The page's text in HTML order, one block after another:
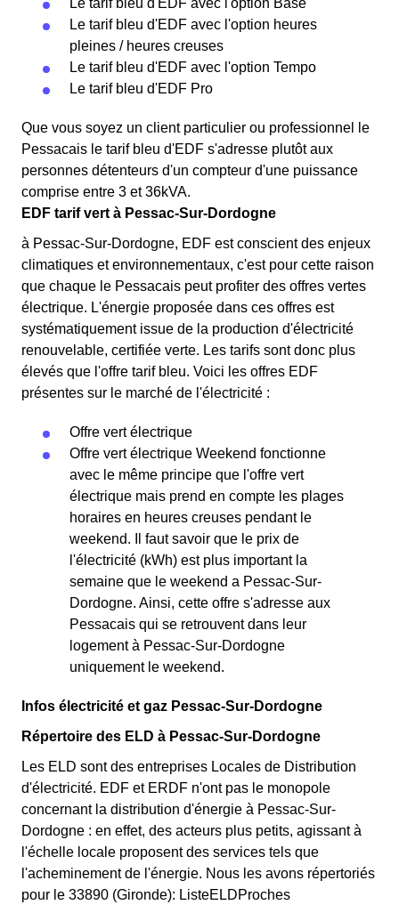
Le tarif bleu d'EDF avec l'option Base
Le tarif bleu d'EDF avec l'option heures
pleines / heures creuses
Le tarif bleu d'EDF avec l'option Tempo
Le tarif bleu d'EDF Pro
Que vous soyez un client particulier ou professionnel le
Pessacais le tarif bleu d'EDF s'adresse plutôt aux
personnes détenteurs d'un compteur d'une puissance
comprise entre 3 et 36kVA.
EDF tarif vert à Pessac-Sur-Dordogne
à Pessac-Sur-Dordogne, EDF est conscient des enjeux
climatiques et environnementaux, c'est pour cette raison
que chaque le Pessacais peut profiter des offres vertes
électrique. L'énergie proposée dans ces offres est
systématiquement issue de la production d'électricité
renouvelable, certifiée verte. Les tarifs sont donc plus
élevés que l'offre tarif bleu. Voici les offres EDF
présentes sur le marché de l'électricité :
Offre vert électrique
Offre vert électrique Weekend fonctionne
avec le même principe que l'offre vert
électrique mais prend en compte les plages
horaires en heures creuses pendant le
weekend. Il faut savoir que le prix de
l'électricité (kWh) est plus important la
semaine que le weekend a Pessac-Sur-
Dordogne. Ainsi, cette offre s'adresse aux
Pessacais qui se retrouvent dans leur
logement à Pessac-Sur-Dordogne
uniquement le weekend.
Infos électricité et gaz Pessac-Sur-Dordogne
Répertoire des ELD à Pessac-Sur-Dordogne
Les ELD sont des entreprises Locales de Distribution
d'électricité. EDF et ERDF n'ont pas le monopole
concernant la distribution d'énergie à Pessac-Sur-
Dordogne : en effet, des acteurs plus petits, agissant à
l'échelle locale proposent des services tels que
l'acheminement de l'énergie. Nous les avons répertoriés
pour le 33890 (Gironde): ListeELDProches